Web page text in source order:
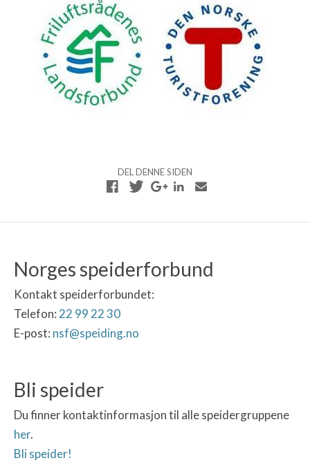
DEL DENNE SIDEN
Norges speiderforbund
Kontakt speiderforbundet:
Telefon: 22 99 22 30
E-post: nsf@speiding.no
Bli speider
Du finner kontaktinformasjon til alle speidergruppene
her.
Bli speider!